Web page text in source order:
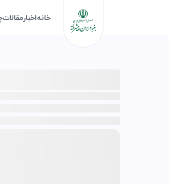
خانهاخبارمقالات